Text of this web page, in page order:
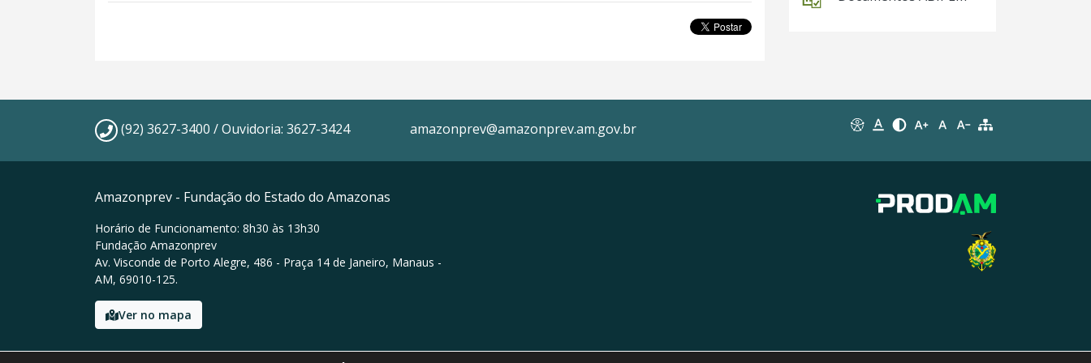
(92) 3627-3400 / Ouvidoria: 3627-3424 amazonprev@amazonprev.am.gov.br
Amazonprev - Fundação do Estado do Amazonas
Horário de Funcionamento: 8h30 às 13h30
Fundação Amazonprev
Av. Visconde de Porto Alegre, 486 - Praça 14 de Janeiro, Manaus -
AM, 69010-125.
Ver no mapa